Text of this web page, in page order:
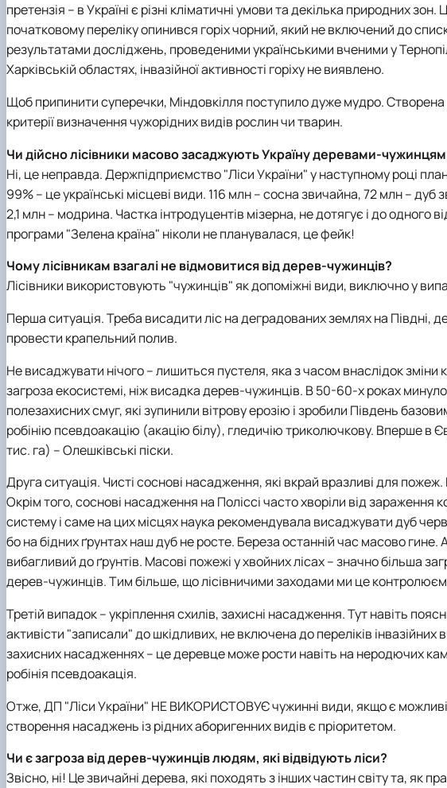
претензія – в Україні є різні кліматичні умови та декілька природних
початковому переліку опинився горіх чорний, який не включений до
результатами досліджень, проведеними українськими вченими у
Харківській областях, інвазійної активності горіху не виявлено.
Щоб припинити суперечки, Міндовкілля поступило дуже мудро.
критерії визначення чужорідних видів рослин чи тварин.
Чи дійсно лісівники масово засаджують Україну деревами-
Ні, це неправда. Держпідприємство "Ліси України" у наступному році
99% – це українські місцеві види. 116 млн – сосна звичайна, 72 млн –
2,1 млн – модрина. Частка інтродуцентів мізерна, не дотягує і до
програми "Зелена країна" ніколи не планувалася, це фейк!
Чому лісівникам взагалі не відмовитися від дерев-чужинців?
Лісівники використовують "чужинців" як допоміжні види, виключно у
Перша ситуація. Треба висадити ліс на деградованих землях на
провести крапельний полив.
Не висаджувати нічого – лишиться пустеля, яка з часом внаслідок зміни
загроза екосистемі, ніж висадка дерев-чужинців. В 50-60-х роках
полезахисних смуг, які зупинили вітрову ерозію і зробили Південь
робінію псевдоакацію (акацію білу), гледичію триколючкову. Вперше в
тис. га) – Олешківські піски.
Друга ситуація. Чисті соснові насадження, які вкрай вразливі для
Окрім того, соснові насадження на Поліссі часто хворіли від
систему і саме на цих місцях наука рекомендувала висаджувати дуб
бо на бідних ґрунтах наш дуб не росте. Береза останній час масово
вибагливий до ґрунтів. Масові пожежі у хвойних лісах – значно більша
дерев-чужинців. Тим більше, що лісівничими заходами ми це
Третій випадок – укріплення схилів, захисні насадження. Тут навіть
активісти "записали" до шкідливих, не включена до переліків інвазійних
захисних насадженнях – це деревце може рости навіть на неродючих
робінія псевдоакація.
Отже, ДП "Ліси України" НЕ ВИКОРИСТОВУЄ чужинні види, якщо є
створення насаджень із рідних аборигенних видів є пріоритетом.
Чи є загроза від дерев-чужинців людям, які відвідують ліси?
Звісно, ні! Це звичайні дерева, які походять з інших частин світу та, як